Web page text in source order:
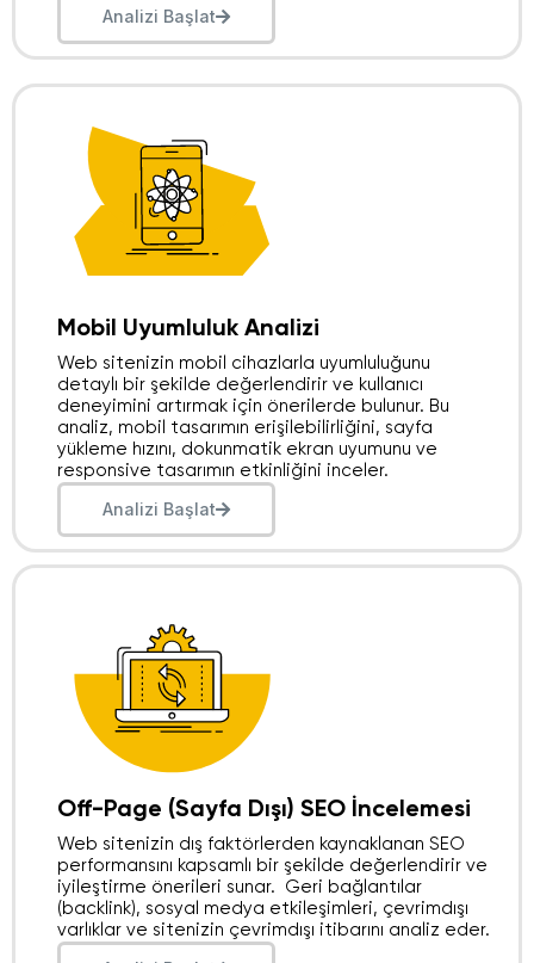
Analizi Başlat
Mobil Uyumluluk Analizi​
Web sitenizin mobil cihazlarla uyumluluğunu
detaylı bir şekilde değerlendirir ve kullanıcı
deneyimini artırmak için önerilerde bulunur. Bu
analiz, mobil tasarımın erişilebilirliğini, sayfa
yükleme hızını, dokunmatik ekran uyumunu ve
responsive tasarımın etkinliğini inceler.
Analizi Başlat
Off-Page (Sayfa Dışı) SEO İncelemesi
Web sitenizin dış faktörlerden kaynaklanan SEO
performansını kapsamlı bir şekilde değerlendirir ve
iyileştirme önerileri sunar. Geri bağlantılar
(backlink), sosyal medya etkileşimleri, çevrimdışı
varlıklar ve sitenizin çevrimdışı itibarını analiz eder.